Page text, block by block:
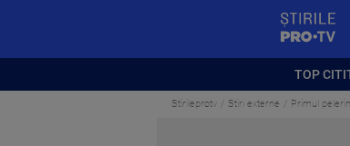
TOP
Stirileprotv Stiri externe Primul